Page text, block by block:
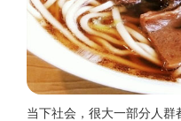
当下社会，很大一部分人